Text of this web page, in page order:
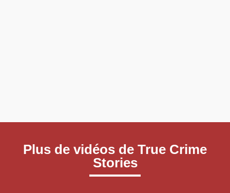
Plus de vidéos de True Crime
Stories